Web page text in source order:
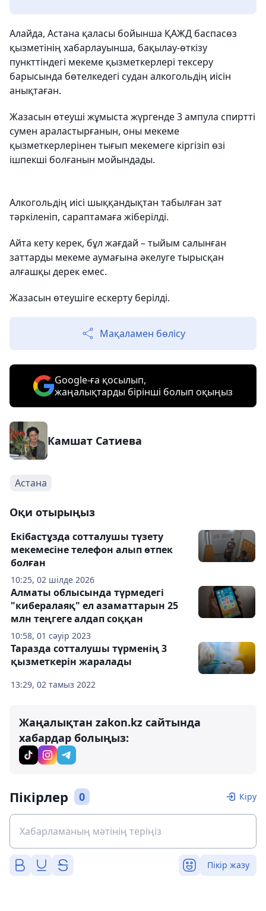
Алайда, Астана қаласы бойынша ҚАЖД баспасөз
қызметінің хабарлауынша, бақылау-өткізу
пункттіндегі мекеме қызметкерлері тексеру
барысында бөтелкедегі судан алкогольдің иісін
анықтаған.
Жазасын өтеуші жұмыста жүргенде 3 ампула спиртті
сумен араластырғанын, оны мекеме
қызметкерлерінен тығып мекемеге кіргізіп өзі
ішпекші болғанын мойындады.
Алкогольдің иісі шыққандықтан табылған зат
тәркіленіп, сараптамаға жіберілді.
Айта кету керек, бұл жағдай – тыйым салынған
заттарды мекеме аумағына әкелуге тырысқан
алғашқы дерек емес.
Жазасын өтеушіге ескерту берілді.
Мақаламен бөлісу
Google-ға қосылып,
жаңалықтарды бірінші болып оқыңыз
Камшат Сатиева
Астана
Оқи отырыңыз
10:25, 02 шілде 2026
Екібастұзда сотталушы түзету
мекемесіне телефон алып өтпек
болған
10:58, 01 сәуір 2023
Алматы облысында түрмедегі
"кибералаяқ" ел азаматтарын 25
млн теңгеге алдап соққан
13:29, 02 тамыз 2022
Таразда сотталушы түрменің 3
қызметкерін жаралады
Жаңалықтан zakon.kz сайтында
хабардар болыңыз:
Пікірлер 0 Кіру
Пікір жазу